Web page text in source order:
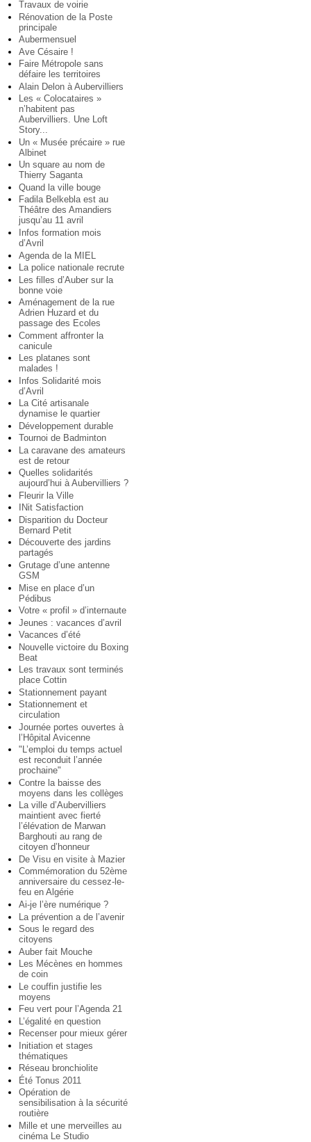
Travaux de voirie
Rénovation de la Poste
principale
Aubermensuel
Ave Césaire !
Faire Métropole sans
défaire les territoires
Alain Delon à Aubervilliers
Les « Colocataires »
n’habitent pas
Aubervilliers. Une Loft
Story...
Un « Musée précaire » rue
Albinet
Un square au nom de
Thierry Saganta
Quand la ville bouge
Fadila Belkebla est au
Théâtre des Amandiers
jusqu’au 11 avril
Infos formation mois
d’Avril
Agenda de la MIEL
La police nationale recrute
Les filles d’Auber sur la
bonne voie
Aménagement de la rue
Adrien Huzard et du
passage des Ecoles
Comment affronter la
canicule
Les platanes sont
malades !
Infos Solidarité mois
d’Avril
La Cité artisanale
dynamise le quartier
Développement durable
Tournoi de Badminton
La caravane des amateurs
est de retour
Quelles solidarités
aujourd’hui à Aubervilliers ?
Fleurir la Ville
INit Satisfaction
Disparition du Docteur
Bernard Petit
Découverte des jardins
partagés
Grutage d’une antenne
GSM
Mise en place d’un
Pédibus
Votre « profil » d’internaute
Jeunes : vacances d’avril
Vacances d’été
Nouvelle victoire du Boxing
Beat
Les travaux sont terminés
place Cottin
Stationnement payant
Stationnement et
circulation
Journée portes ouvertes à
l’Hôpital Avicenne
"L’emploi du temps actuel
est reconduit l’année
prochaine"
Contre la baisse des
moyens dans les collèges
La ville d’Aubervilliers
maintient avec fierté
l’élévation de Marwan
Barghouti au rang de
citoyen d’honneur
De Visu en visite à Mazier
Commémoration du 52ème
anniversaire du cessez-le-
feu en Algérie
Ai-je l’ère numérique ?
La prévention a de l’avenir
Sous le regard des
citoyens
Auber fait Mouche
Les Mécènes en hommes
de coin
Le couffin justifie les
moyens
Feu vert pour l’Agenda 21
L’égalité en question
Recenser pour mieux gérer
Initiation et stages
thématiques
Réseau bronchiolite
Été Tonus 2011
Opération de
sensibilisation à la sécurité
routière
Mille et une merveilles au
cinéma Le Studio